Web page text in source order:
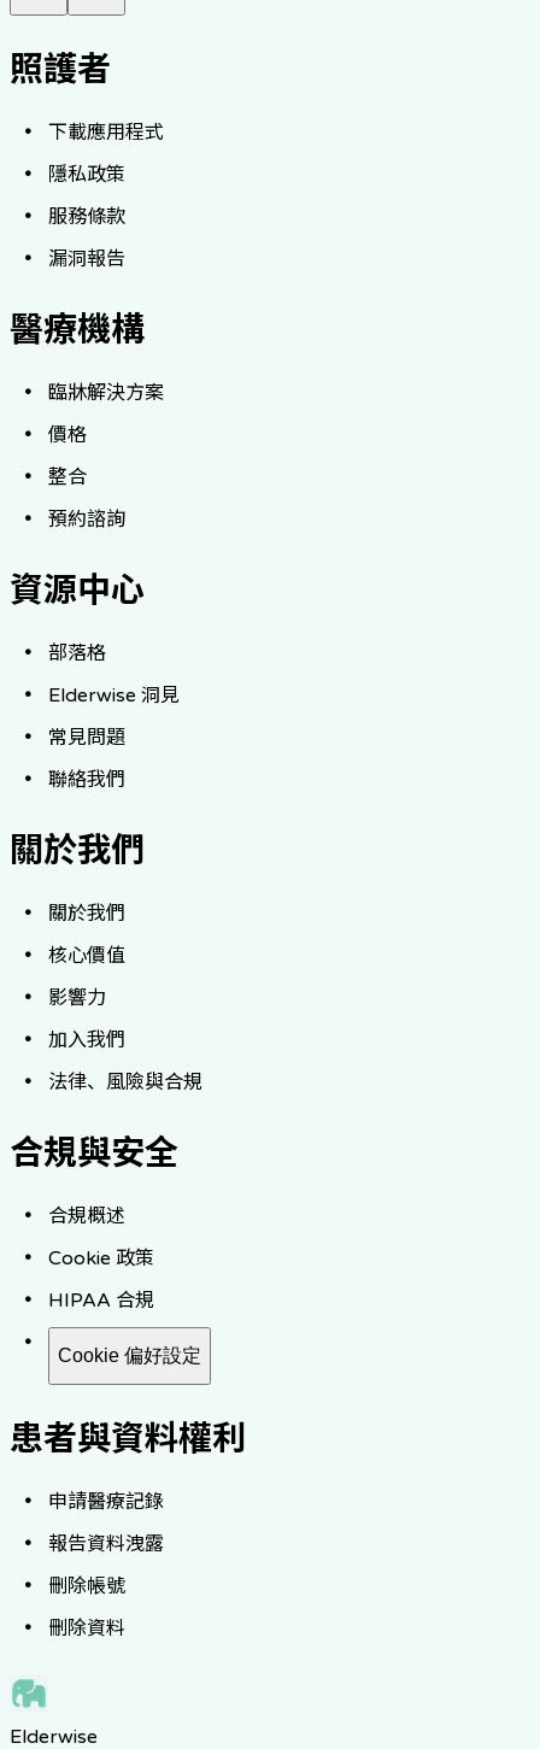
照護者
下載應用程式
隱私政策
服務條款
漏洞報告
醫療機構
臨牀解決方案
價格
整合
預約諮詢
資源中心
部落格
Elderwise 洞見
常見問題
聯絡我們
關於我們
關於我們
核心價值
影響力
加入我們
法律、風險與合規
合規與安全
合規概述
Cookie 政策
HIPAA 合規
Cookie 偏好設定
患者與資料權利
申請醫療記錄
報告資料洩露
刪除帳號
刪除資料
Elderwise